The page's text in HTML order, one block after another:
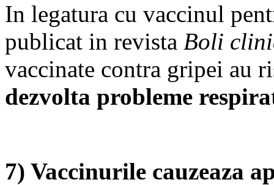
In legatura cu vaccinul
publicat in revista Boli
vaccinate contra gripei au
dezvolta probleme
7) Vaccinurile cauzeaza